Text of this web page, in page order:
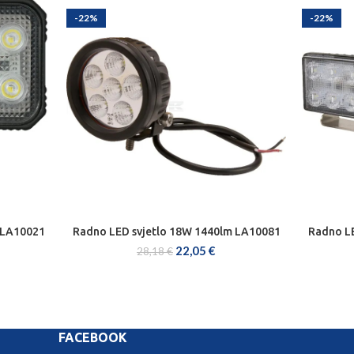
-22%
DODAJ U KOŠARICU
Radno LED svjetlo 18W 1440lm LA10081
28,18€ 22,05 €
-22%
Radno
FACEBOOK